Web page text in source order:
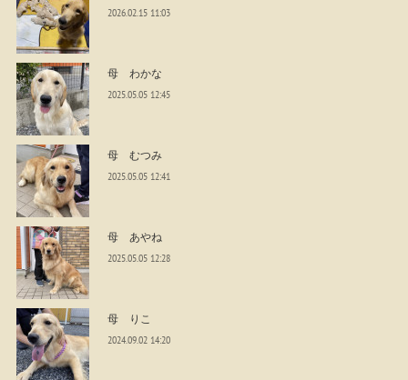
2026.02.15 11:03
母 わかな
2025.05.05 12:45
母 むつみ
2025.05.05 12:41
母 あやね
2025.05.05 12:28
母 りこ
2024.09.02 14:20